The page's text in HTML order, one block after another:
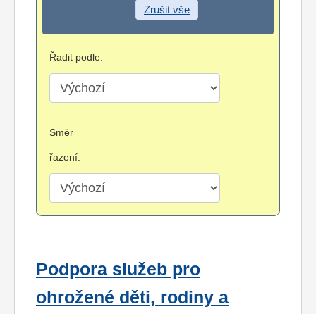
Zrušit vše
Řadit podle:
Směr
řazení:
Podpora služeb pro
ohrožené děti, rodiny a